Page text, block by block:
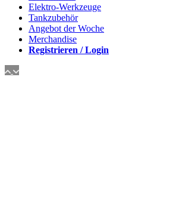
Elektro-Werkzeuge
Tankzubehör
Angebot der Woche
Merchandise
Registrieren / Login